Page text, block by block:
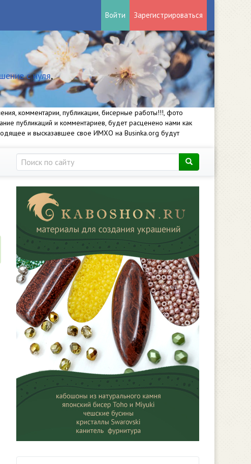
Войти Зарегистрироваться
с нуля,
комментарии, публикации, бисерные работы!!!, фото
публикаций и комментариев, будет расценено нами как
и высказавшее свое ИМХО на Businka.org будут